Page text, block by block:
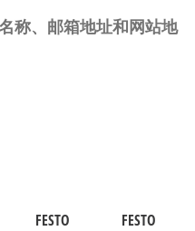
称、邮箱地址和网站地
FESTO
FESTO